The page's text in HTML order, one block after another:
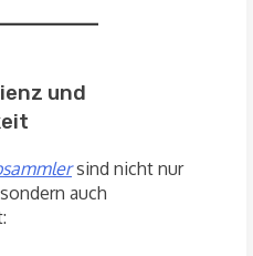
und
sind nicht nur
auch